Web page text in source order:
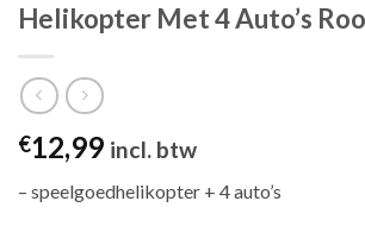
Helikopter Met 4 Auto’s
€12,99 incl. btw
– speelgoedhelikopter + 4 auto’s